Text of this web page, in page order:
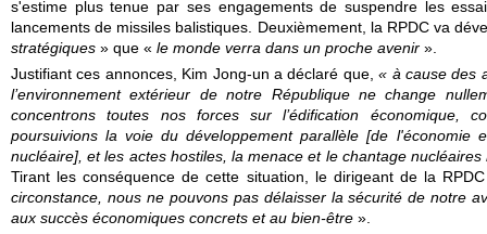
s'estime plus tenue par ses engagements de suspendre les
lancements de missiles balistiques . Deuxièmement, la RPDC va dé
stratégiques » que « le monde verra dans un proche avenir ».
Justifiant ces annonces, Kim Jong-un a déclaré que,« à cause des
l’environnement extérieur de notre République ne change
concentrons toutes nos forces sur l’édification économique,
poursuivions la voie du développement parallèle [de l'économie
nucléaire], et les actes hostiles, la menace et le chantage nucléaires
Tirant les conséquence de cette situation, le dirigeant de la
circonstance, nous ne pouvons pas délaisser la sécurité de notre
aux succès économiques concrets et au bien-être ».